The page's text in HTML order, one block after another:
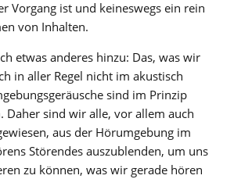
Vorgang ist und keineswegs ein rein
von Inhalten.
etwas anderes hinzu: Das, was wir
in aller Regel nicht im akustisch
sind im Prinzip
Daher sind wir alle, vor allem auch
aus der Hörumgebung im
Störendes auszublenden, um uns
zu können, was wir gerade hören